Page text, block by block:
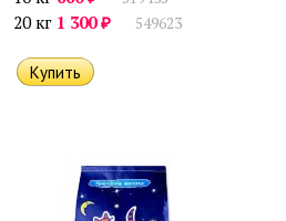
20 кг 1 300₽ 549623